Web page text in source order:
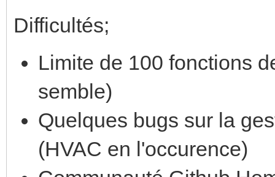
Difficultés;
Limite de 100 fonctions
semble)
Quelques bugs sur la
(HVAC en l'occurence)